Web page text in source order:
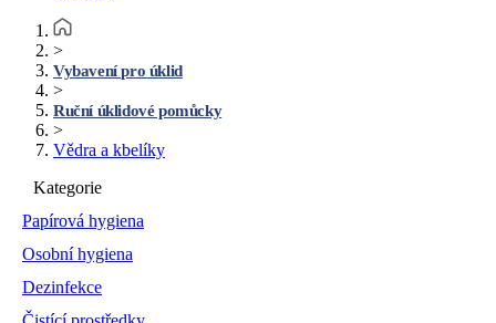
>
Vybavení pro úklid
>
Ruční úklidové pomůcky
>
Vědra a kbelíky
Kategorie
Papírová hygiena
Osobní hygiena
Dezinfekce